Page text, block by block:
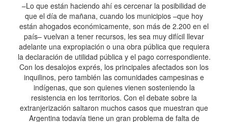
–Lo que están haciendo ahí es cercenar la posibilidad de
que el día de mañana, cuando los municipios –que hoy
están ahogados económicamente, son más de 2.200 en el
país– vuelvan a tener recursos, les sea muy difícil llevar
adelante una expropiación o una obra pública que requiera
la declaración de utilidad pública y el pago correspondiente.
Con los desalojos exprés, los principales afectados son los
inquilinos, pero también las comunidades campesinas e
indígenas, que son quienes vienen sosteniendo la
resistencia en los territorios. Con el debate sobre la
extranjerización saltaron muchos casos que muestran que
Argentina todavía tiene un gran problema de falta de